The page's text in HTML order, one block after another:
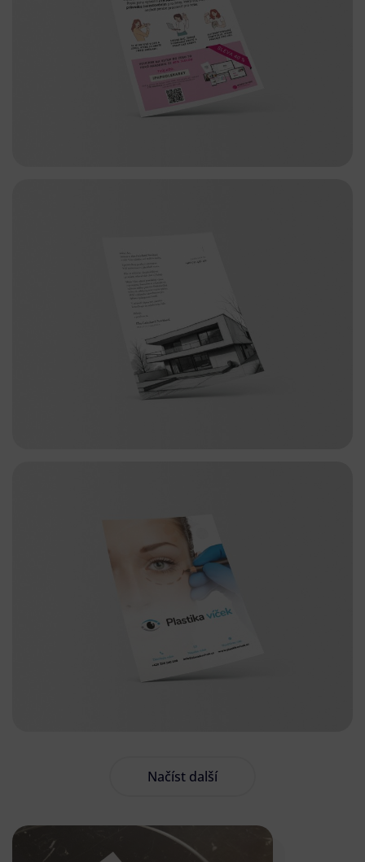
Načíst další